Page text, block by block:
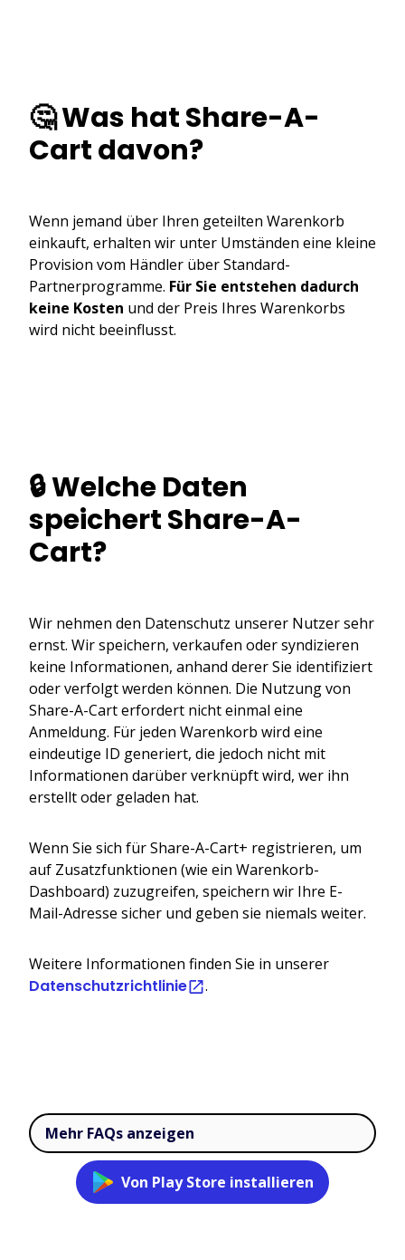
🤔 Was hat Share-A-
Cart davon?
Wenn jemand über Ihren geteilten Warenkorb
einkauft, erhalten wir unter Umständen eine kleine
Provision vom Händler über Standard-
Partnerprogramme. Für Sie entstehen dadurch
keine Kosten und der Preis Ihres Warenkorbs
wird nicht beeinflusst.
🔒 Welche Daten
speichert Share-A-
Cart?
Wir nehmen den Datenschutz unserer Nutzer sehr
ernst. Wir speichern, verkaufen oder syndizieren
keine Informationen, anhand derer Sie identifiziert
oder verfolgt werden können. Die Nutzung von
Share-A-Cart erfordert nicht einmal eine
Anmeldung. Für jeden Warenkorb wird eine
eindeutige ID generiert, die jedoch nicht mit
Informationen darüber verknüpft wird, wer ihn
erstellt oder geladen hat.
Wenn Sie sich für Share-A-Cart+ registrieren, um
auf Zusatzfunktionen (wie ein Warenkorb-
Dashboard) zuzugreifen, speichern wir Ihre E-
Mail-Adresse sicher und geben sie niemals weiter.
Weitere Informationen finden Sie in unserer
Datenschutzrichtlinie .
Mehr FAQs anzeigen
Von Play Store installieren